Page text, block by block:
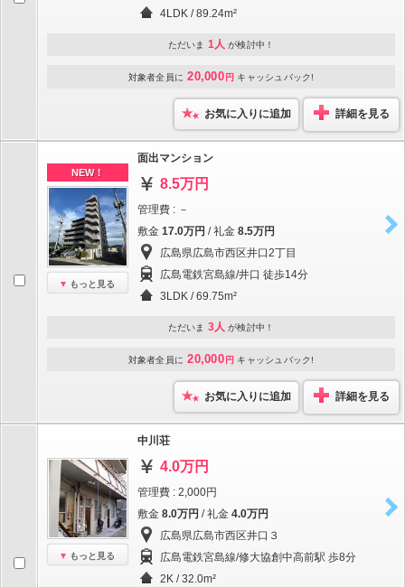
4LDK / 89.24m²
ただいま 1人 が検討中！
対象者全員に 20,000 円 キャッシュバック!
お気に入りに追加 詳細を見る
NEW！
もっと見る
面出マンション
8.5万円
管理費 : －
敷金 17.0万円 / 礼金 8.5万円
広島県広島市西区井口2丁目
広島電鉄宮島線/井口 徒歩14分
3LDK / 69.75m²
ただいま 3人 が検討中！
対象者全員に 20,000 円 キャッシュバック!
お気に入りに追加 詳細を見る
もっと見る
中川荘
4.0万円
管理費 : 2,000円
敷金 8.0万円 / 礼金 4.0万円
広島県広島市西区井口３
広島電鉄宮島線/修大協創中高前駅 歩8分
2K / 32.0m²